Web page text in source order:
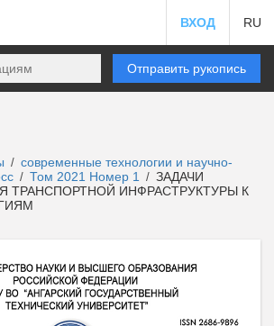
ВХОД RU
Отправить рукопись
/ современные технологии и научно-
/ Том 2021 Номер 1 / ЗАДАЧИ
ТРАНСПОРТНОЙ ИНФРАСТРУКТУРЫ К